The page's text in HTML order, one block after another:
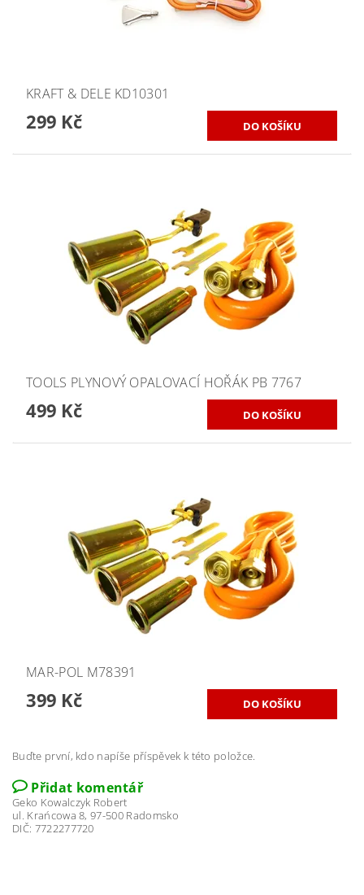
KRAFT & DELE KD10301
299 Kč
TOOLS PLYNOVÝ OPALOVACÍ HOŘÁK PB 7767
499 Kč
MAR-POL M78391
399 Kč
Buďte první, kdo napíše příspěvek k této položce.
Přidat komentář
Geko Kowalczyk Robert
ul. Krańcowa 8, 97-500 Radomsko
DIČ: 7722277720